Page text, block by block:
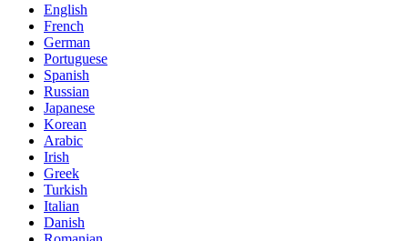
English
French
German
Portuguese
Spanish
Russian
Japanese
Korean
Arabic
Irish
Greek
Turkish
Italian
Danish